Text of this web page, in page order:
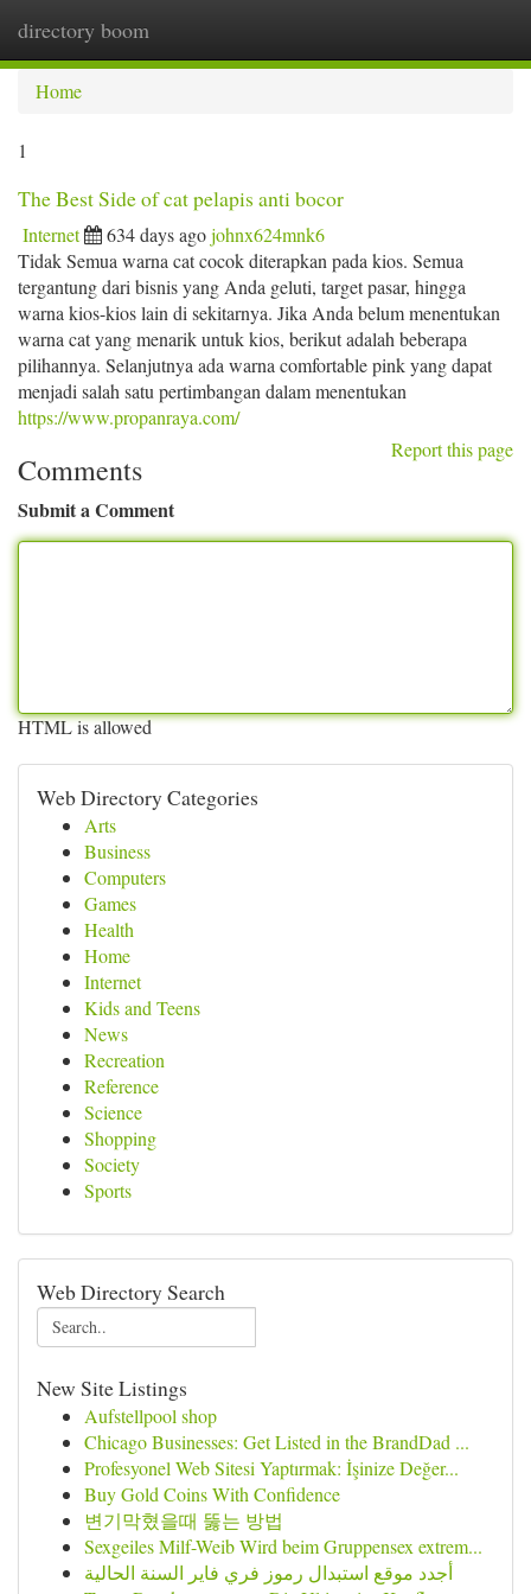
directory boom
Home
1
The Best Side of cat pelapis anti bocor
Internet 634 days agojohnx624mnk6
Tidak Semua warna cat cocok diterapkan pada kios. Semua
tergantung dari bisnis yang Anda geluti, target pasar, hingga
warna kios-kios lain di sekitarnya. Jika Anda belum menentukan
warna cat yang menarik untuk kios, berikut adalah beberapa
pilihannya. Selanjutnya ada warna comfortable pink yang dapat
menjadi salah satu pertimbangan dalam menentukan
https://www.propanraya.com/
Report this page
Comments
Submit a Comment
HTML is allowed
Web Directory Categories
Arts
Business
Computers
Games
Health
Home
Internet
Kids and Teens
News
Recreation
Reference
Science
Shopping
Society
Sports
Web Directory Search
New Site Listings
Aufstellpool shop
Chicago Businesses: Get Listed in the BrandDad ...
Profesyonel Web Sitesi Yaptırmak: İşinize Değer...
Buy Gold Coins With Confidence
변기막혔을때 뚫는 방법
Sexgeiles Milf-Weib Wird beim Gruppensex extrem...
أجدد موقع استبدال رموز فري فاير السنة الحالية